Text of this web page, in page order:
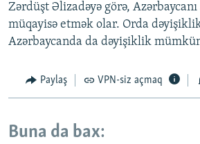
Zərdüşt Əlizadəyə görə,
müqayisə etmək olar. Orda
Azərbaycanda da dəyişiklik
Paylaş VPN-siz açmaq
Buna da bax: